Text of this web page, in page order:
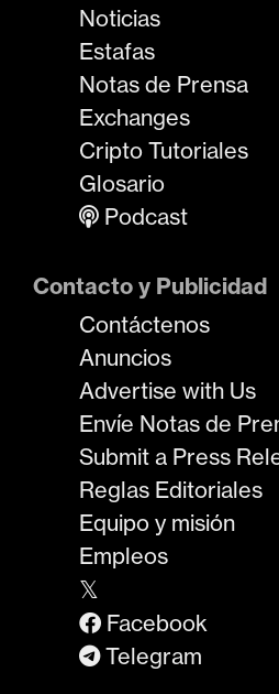
Noticias
Estafas
Notas de Prensa
Exchanges
Cripto Tutoriales
Glosario
Podcast
Contacto y Publicidad
Contáctenos
Anuncios
Advertise with Us
Envíe Notas de
Submit a Press
Reglas Editoriales
Equipo y misión
Empleos
𝕏
Facebook
Telegram